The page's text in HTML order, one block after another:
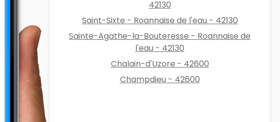
42130
Saint-Sixte - Roannaise de l'eau - 42130
Sainte-Agathe-la-Bouteresse - Roannaise de
l'eau - 42130
Chalain-d'Uzore - 42600
Champdieu - 42600